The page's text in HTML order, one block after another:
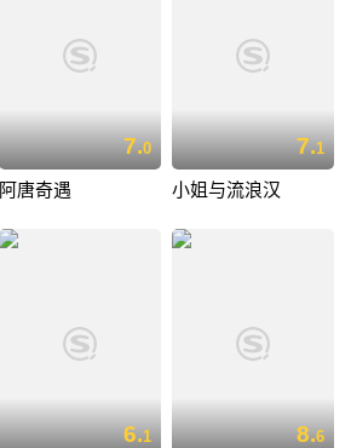
7.0
阿唐奇遇
7.1
小姐与流浪汉
6.1 8.6